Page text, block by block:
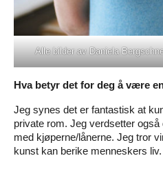
Alle bilder av Daniela
Hva betyr det for deg å være
Jeg synes det er fantastisk at
private rom. Jeg verdsetter
med kjøperne/lånerne. Jeg tror
kunst kan berike menneskers liv.